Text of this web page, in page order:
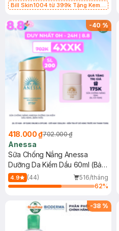
Bill Skin1004 từ 399k Tặng Kem
SPF 50+ 20ml (SL Có Hạn)
-40%
418.000 ₫702.000 ₫
Anessa
Sữa Chống Nắng Anessa
Dưỡng Da Kiềm Dầu 60ml (Bản
Mới)
4.9 (44)
516/tháng
62%
-38 %